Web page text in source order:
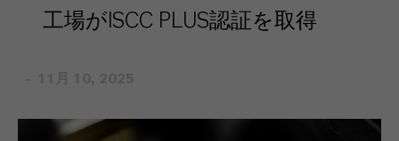
工場がISCC PLUS認証を取得